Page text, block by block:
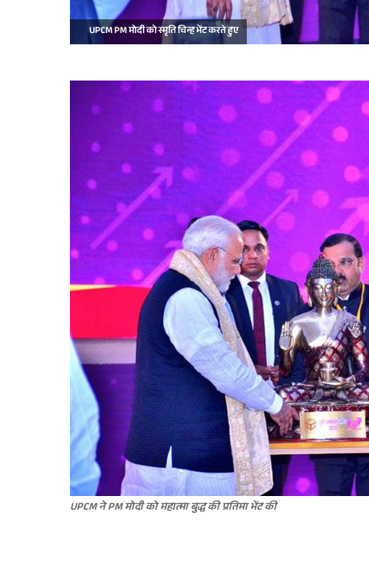
UPCM PM मोदी को स्मृति चिन्ह भेंट करते हुए
UPCM ने PM मोदी को महात्मा बुद्ध की प्रतिमा भेंट की